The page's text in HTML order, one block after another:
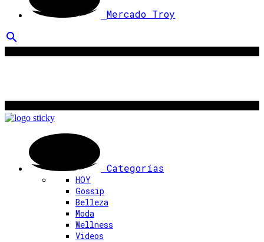
Mercado Troy
search
Categorías
HOY
Gossip
Belleza
Moda
Wellness
Videos